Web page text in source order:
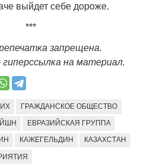
выйдет себе дороже.
***
запрещена.
на материал.
ГРАЖДАНСКОЕ ОБЩЕСТВО
ЕВРАЗИЙСКАЯ ГРУППА
КАЖЕГЕЛЬДИН КАЗАХСТАН